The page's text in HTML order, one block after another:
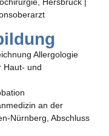
Allergologie
Haut- und
an der
Nürnberg, Abschluss
Hersbruck |